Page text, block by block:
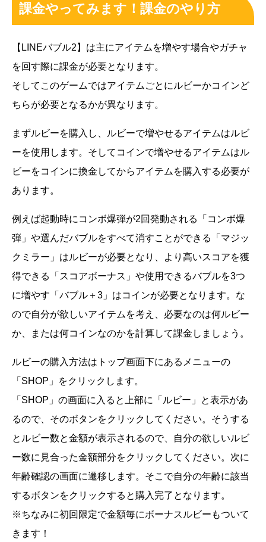
課金やってみます！課金のやり方
【LINEバブル2】は主にアイテムを増やす場合やガチャ
を回す際に課金が必要となります。
そしてこのゲームではアイテムごとにルビーかコインど
ちらが必要となるかが異なります。
まずルビーを購入し、ルビーで増やせるアイテムはルビ
ーを使用します。そしてコインで増やせるアイテムはル
ビーをコインに換金してからアイテムを購入する必要が
あります。
例えば起動時にコンボ爆弾が2回発動される「コンボ爆
弾」や選んだバブルをすべて消すことができる「マジッ
クミラー」はルビーが必要となり、より高いスコアを獲
得できる「スコアボーナス」や使用できるバブルを3つ
に増やす「バブル＋3」はコインが必要となります。な
ので自分が欲しいアイテムを考え、必要なのは何ルビー
か、または何コインなのかを計算して課金しましょう。
ルビーの購入方法はトップ画面下にあるメニューの
「SHOP」をクリックします。
「SHOP」の画面に入ると上部に「ルビー」と表示があ
るので、そのボタンをクリックしてください。そうする
とルビー数と金額が表示されるので、自分の欲しいルビ
ー数に見合った金額部分をクリックしてください。次に
年齢確認の画面に遷移します。そこで自分の年齢に該当
するボタンをクリックすると購入完了となります。
※ちなみに初回限定で金額毎にボーナスルビーもついて
きます！